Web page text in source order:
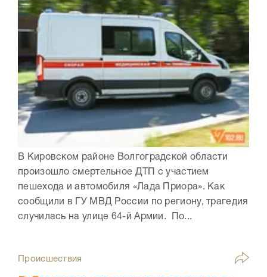
В Кировском районе Волгоградской области
произошло смертельное ДТП с участием
пешехода и автомобиля «Лада Приора». Как
сообщили в ГУ МВД России по региону, трагедия
случилась на улице 64-й Армии. По...
Происшествия